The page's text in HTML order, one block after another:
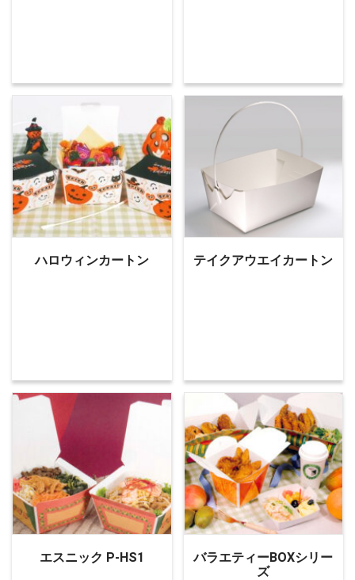
ハロウィンカートン テイクアウエイカートン
エスニック P-HS1
バラエティーBOXシリー
ズ